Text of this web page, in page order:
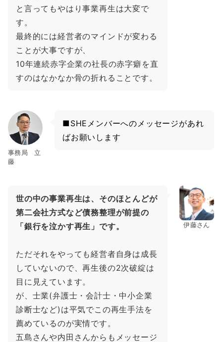
と言ってもやはり事業再生は大変で
す。
最終的には経営者のマインドが変わる
ことが大事ですが、
10年連続赤字企業の社長の赤字癖を直
すのはなかなか骨の折れることです。
事務局 立
藤
■SHEメンバーへのメッセージがあれ
ばお願いします
伊藤さん
世の中の事業再生は、そのほとんどが
第二会社方式など債務整理が前提の
「銀行を泣かす再生」です。
ただそれをやっても経営者自身は成長
していないので、再生後の2次破綻は
目に見えています。
が、士業(弁護士・会計士・中小企業
診断士など)は平気でこの再生手法を
薦めているのが実情です。
五島さんや内田さんからもメッセージ